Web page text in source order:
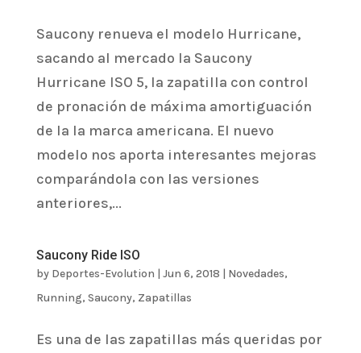
Saucony renueva el modelo Hurricane,
sacando al mercado la Saucony
Hurricane ISO 5, la zapatilla con control
de pronación de máxima amortiguación
de la la marca americana. El nuevo
modelo nos aporta interesantes mejoras
comparándola con las versiones
anteriores,...
Saucony Ride ISO
by Deportes-Evolution | Jun 6, 2018 | Novedades,
Running, Saucony, Zapatillas
Es una de las zapatillas más queridas por